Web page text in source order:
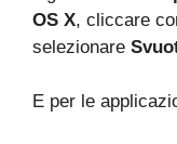
OS X, cliccare
selezionare
E per le